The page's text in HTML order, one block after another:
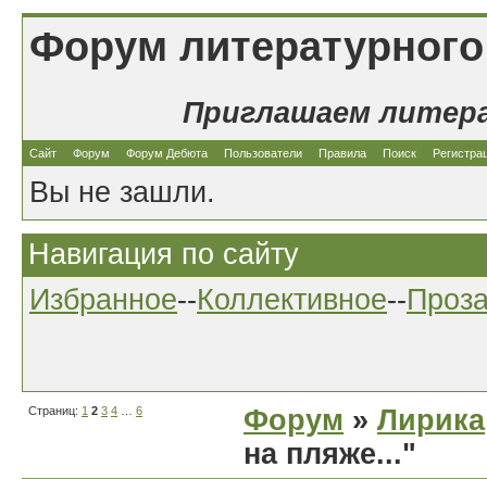
Форум
Приглашаем
Сайт Форум Форум Дебюта Пользователи Правила Поиск
Вы не зашли.
Навигация по сайту
Избранное--Коллективное--
Страниц: 1 2 3 4 6 Форум » Лирика
на пляже..."